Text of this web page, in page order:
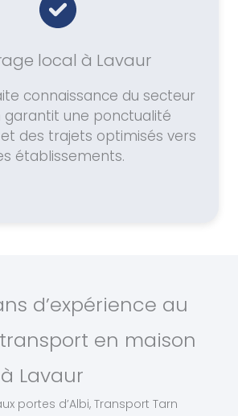
local à Lavaur
connaissance du secteur
garantit une ponctualité
des trajets optimisés vers
établissements.
d’expérience au
en maison
Lavaur
portes d’Albi, Transport Tarn